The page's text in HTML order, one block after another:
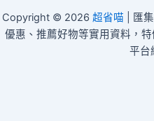
Copyright © 2026 超省喵 | 匯
優惠、推薦好物等實用資料，
平台